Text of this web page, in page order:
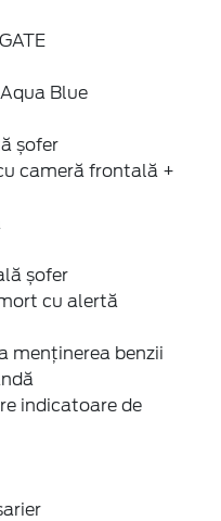
Blue
șofer
cameră frontală +
șofer
cu alertă
menținerea benzii
indicatoare de